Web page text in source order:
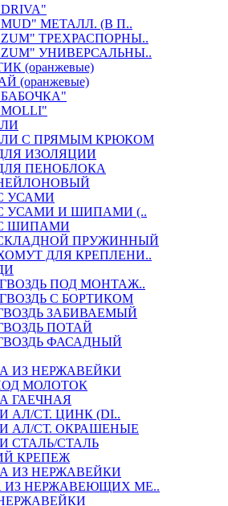
МЕТАЛЛ. (В П..
ТРЕХРАСПОРНЫ..
УНИВЕРСАЛЬНЫ..
(оранжевые)
(оранжевые)
С ПРЯМЫМ КРЮКОМ
ИЗОЛЯЦИИ
ПЕНОБЛОКА
УСАМИ
УСАМИ И ШИПАМИ (..
ШИПАМИ
ПРУЖИННЫЙ
ДЛЯ КРЕПЛЕНИ..
ПОД МОНТАЖ..
С БОРТИКОМ
ЗАБИВАЕМЫЙ
ПОТАЙ
ФАСАДНЫЙ
ИЗ НЕРЖАВЕЙКИ
ПОД МОЛОТОК
ГАЕЧНАЯ
АЛ/СТ. ЦИНК (DI..
АЛ/СТ. ОКРАШЕНЫЕ
СТАЛЬ/СТАЛЬ
КРЕПЕЖ
ИЗ НЕРЖАВЕЙКИ
ИЗ НЕРЖАВЕЮЩИХ МЕ..